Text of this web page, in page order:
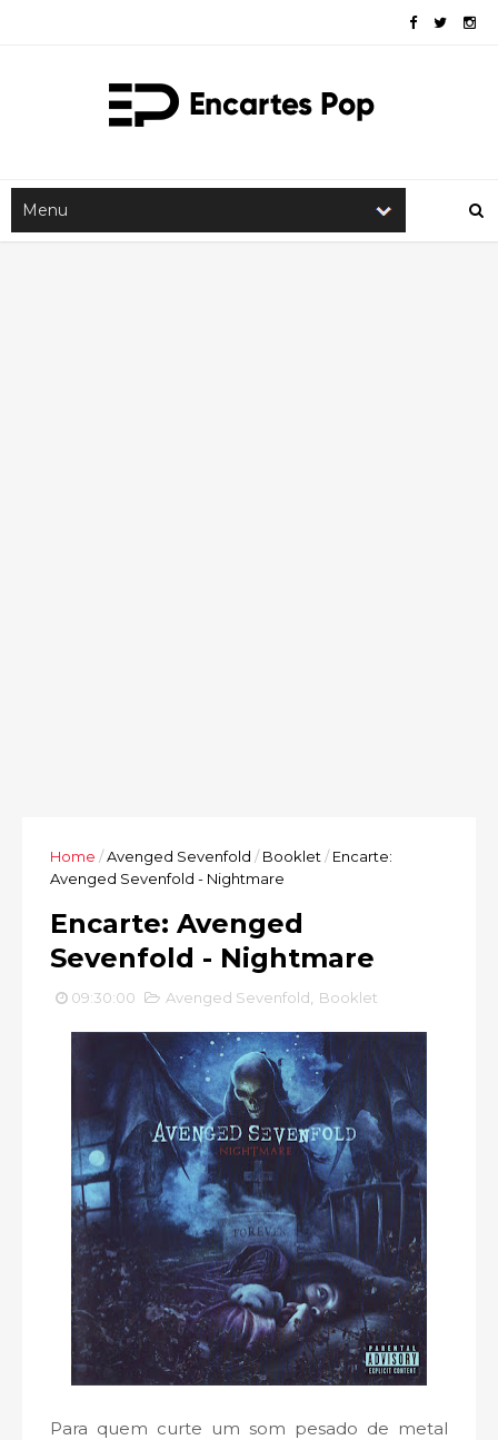
Home /Avenged Sevenfold / Booklet / Encarte:
Avenged Sevenfold - Nightmare
Encarte: Avenged
Sevenfold - Nightmare
09:30:00 Avenged Sevenfold Booklet
Para quem curte um som pesado de metal